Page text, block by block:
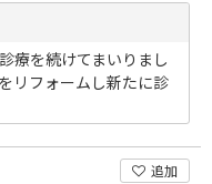
療を続けてまいりまし
リフォームし新たに診
追加